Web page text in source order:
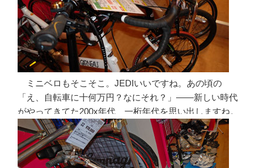
ミニベロもそこそこ。JEDIいいですね。あの頃の
「え、自転車に十何万円？なにそれ？」――新しい時代
がやってきてた200x年代、一桁年代を思い出しますね。